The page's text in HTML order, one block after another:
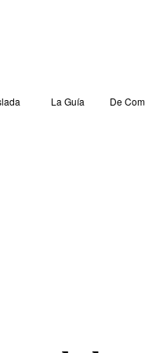
La Guía De